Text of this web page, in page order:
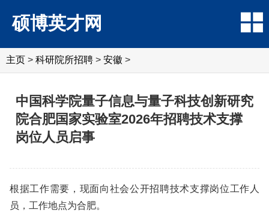
硕博英才网
主页 > 科研院所招聘 > ‌‌安徽 >
中国科学院量子信息与量子科技创新研究
院合肥国家实验室2026年招聘技术支撑
岗位人员启事
根据工作需要，现面向社会公开招聘技术支撑岗位工作人
员，工作地点为合肥。